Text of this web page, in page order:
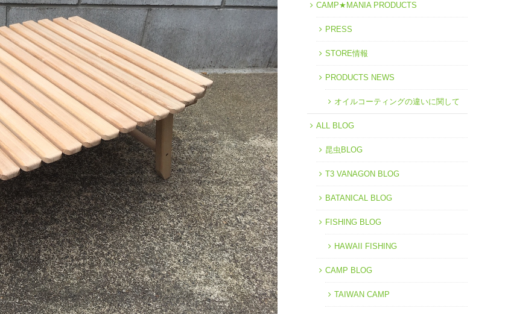
CAMP★MANIA PRODUCTS
PRESS
STORE情報
PRODUCTS NEWS
オイルコーティングの違いに関して
ALL BLOG
昆虫BLOG
T3 VANAGON BLOG
BATANICAL BLOG
FISHING BLOG
HAWAII FISHING
CAMP BLOG
TAIWAN CAMP